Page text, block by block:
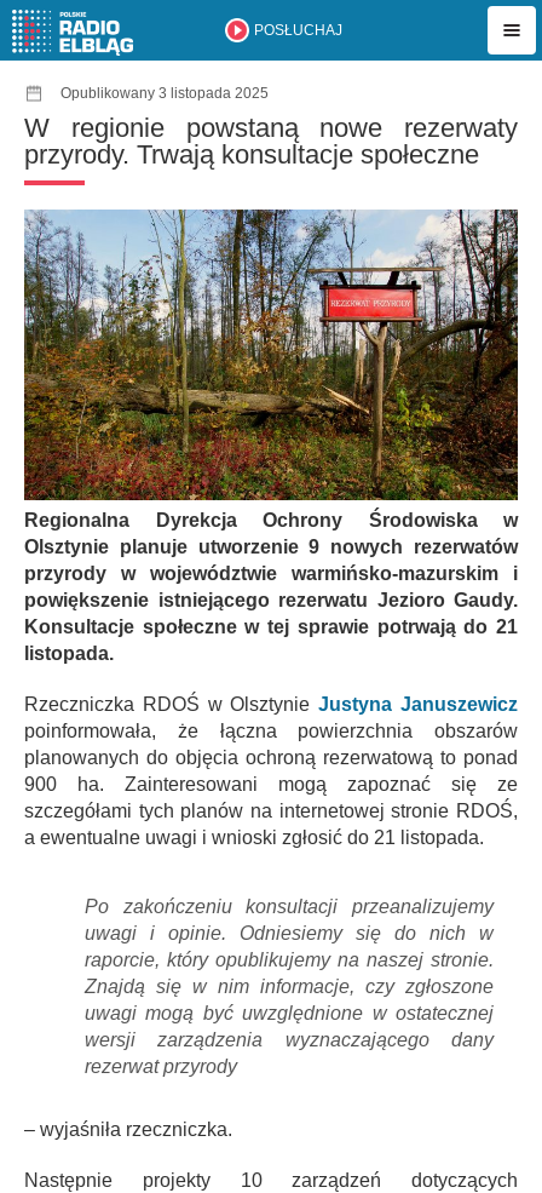
POSŁUCHAJ
Opublikowany 3 listopada 2025
W regionie powstaną nowe rezerwaty
przyrody. Trwają konsultacje społeczne
Regionalna Dyrekcja Ochrony Środowiska w
Olsztynie planuje utworzenie 9 nowych rezerwatów
przyrody w województwie warmińsko-mazurskim i
powiększenie istniejącego rezerwatu Jezioro Gaudy.
Konsultacje społeczne w tej sprawie potrwają do 21
listopada.
Rzeczniczka RDOŚ w OlsztynieJustyna Januszewicz
poinformowała, że łączna powierzchnia obszarów
planowanych do objęcia ochroną rezerwatową to ponad
900 ha. Zainteresowani mogą zapoznać się ze
szczegółami tych planów na internetowej stronie RDOŚ,
a ewentualne uwagi i wnioski zgłosić do 21 listopada.
Po zakończeniu konsultacji przeanalizujemy
uwagi i opinie. Odniesiemy się do nich w
raporcie, który opublikujemy na naszej stronie.
Znajdą się w nim informacje, czy zgłoszone
uwagi mogą być uwzględnione w ostatecznej
wersji zarządzenia wyznaczającego dany
rezerwat przyrody
– wyjaśniła rzeczniczka.
Następnie projekty 10 zarządzeń dotyczących